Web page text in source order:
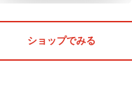
ショップでみる